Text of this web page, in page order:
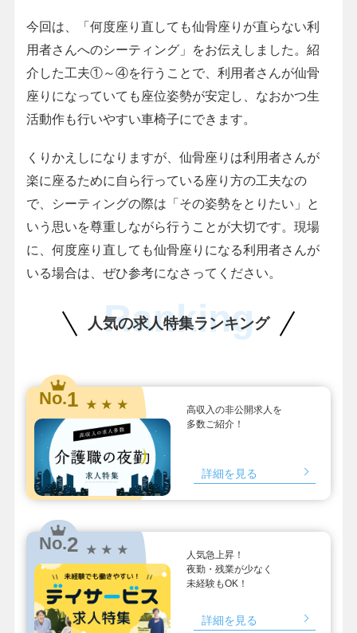
今回は、「何度座り直しても仙骨座りが直らない利
用者さんへのシーティング」をお伝えしました。紹
介した工夫①～④を行うことで、利用者さんが仙骨
座りになっていても座位姿勢が安定し、なおかつ生
活動作も行いやすい車椅子にできます。
くりかえしになりますが、仙骨座りは利用者さんが
楽に座るために自ら行っている座り方の工夫なの
で、シーティングの際は「その姿勢をとりたい」と
いう思いを尊重しながら行うことが大切です。現場
に、何度座り直しても仙骨座りになる利用者さんが
いる場合は、ぜひ参考になさってください。
人気の求人特集ランキング
Ranking
No.1 ★ ★ ★
高収入の非公開求人を
多数ご紹介！
詳細を見る
No.2 ★ ★ ★
人気急上昇！
夜勤・残業が少なく
未経験もOK！
詳細を見る